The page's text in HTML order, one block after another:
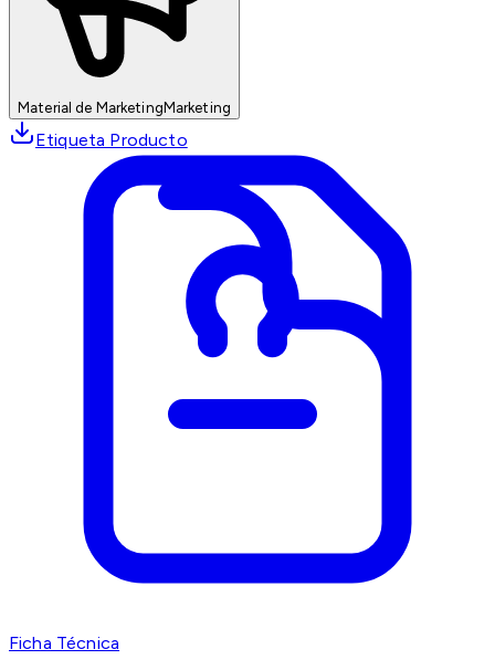
Material de MarketingMarketing
Etiqueta Producto
Ficha Técnica